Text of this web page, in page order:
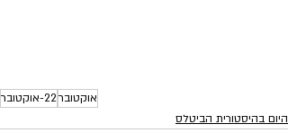
אוקטובר22-אוקטובר
היום בהיסטורית הביטלס